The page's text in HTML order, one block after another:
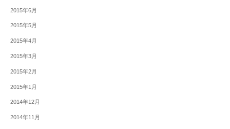
2015年6月
2015年5月
2015年4月
2015年3月
2015年2月
2015年1月
2014年12月
2014年11月